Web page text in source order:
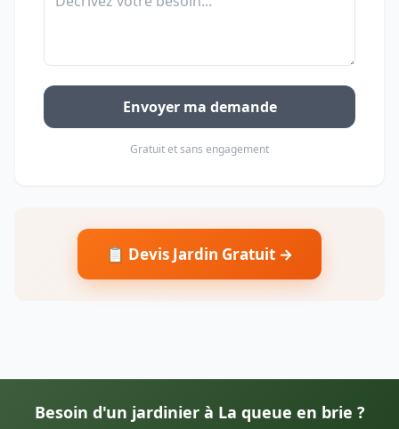
Envoyer ma demande
Gratuit et sans engagement
📋 Devis Jardin Gratuit →
Besoin d'un jardinier à La queue en brie ?